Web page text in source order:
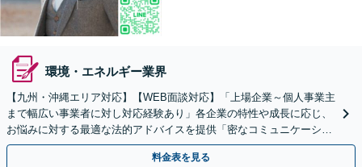
環境・エネルギー業界
【九州・沖縄エリア対応】【WEB面談対応】「上場企業～個人事業主
まで幅広い事業者に対し対応経験あり」各企業の特性や成長に応じ、
お悩みに対する最適な法的アドバイスを提供「密なコミュニケーショ
ンを通じ、適切な解決策をご提案」【休日・夜間相談可】
料金表を見る